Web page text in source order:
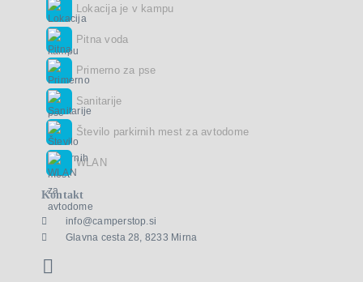
Lokacija je v kampu
Pitna voda
Primerno za pse
Sanitarije
Število parkirnih mest za avtodome
WLAN
Kontakt
info@camperstop.si
Glavna cesta 28, 8233 Mirna